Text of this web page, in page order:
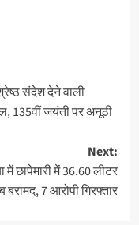
संदेश देने वाली
135वीं जयंती पर अनूठी
Next:
में छापेमारी में 36.60 लीटर
बरामद, 7 आरोपी गिरफ्तार